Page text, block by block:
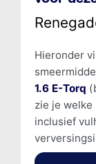
Hieronder
1.6 E-Torq
zie je
inclusief